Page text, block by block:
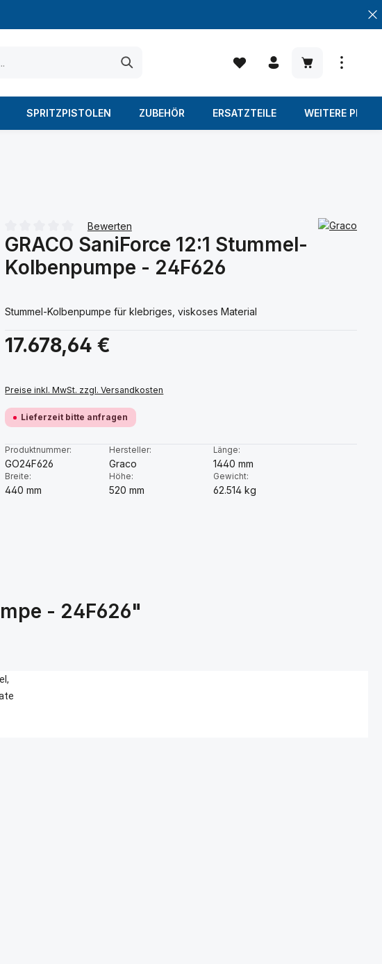
Warenkorb
SPRITZPISTOLEN ZUBEHÖR ERSATZTEILE WEITERE
Durchschnittliche Bewertung von 0 von 5 Sternen
Bewerten
GRACO SaniForce 12:1 Stummel-
Kolbenpumpe - 24F626
Stummel-Kolbenpumpe für klebriges, viskoses Material
Regulärer Preis:
17.678,64 €
Preise inkl. MwSt. zzgl. Versandkosten
Lieferzeit bitte anfragen
Produktnummer:
GO24F626
Hersteller:
Graco
Länge:
1440 mm
Breite:
440 mm
Höhe:
520 mm
Gewicht:
62.514 kg
- 24F626"